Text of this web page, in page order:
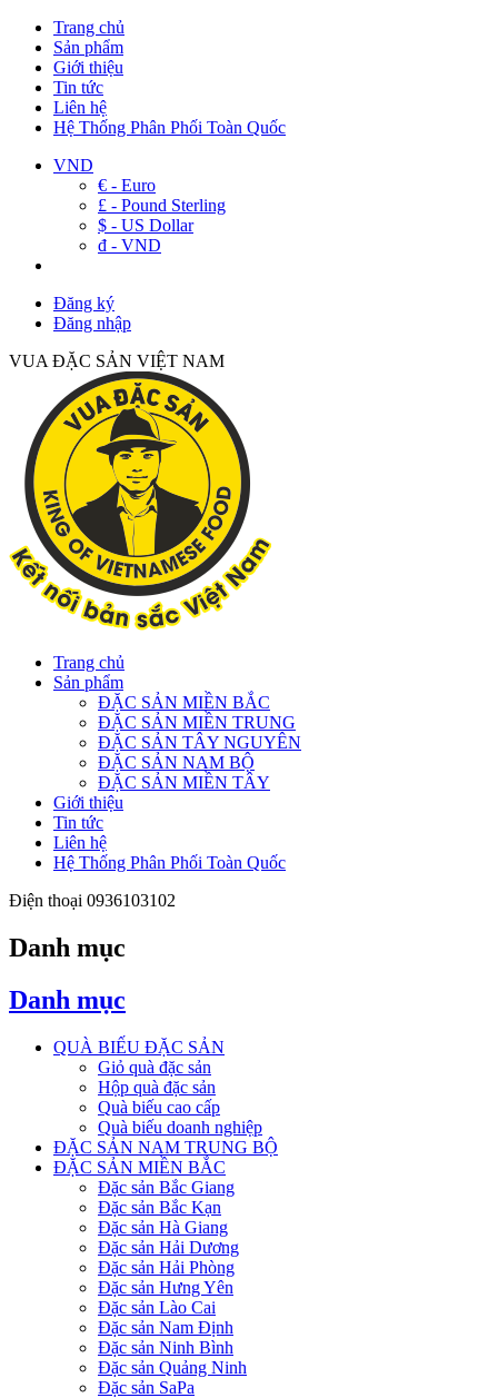
Trang chủ
Sản phẩm
Giới thiệu
Tin tức
Liên hệ
Hệ Thống Phân Phối Toàn Quốc
VND
€ - Euro
£ - Pound Sterling
$ - US Dollar
đ - VND
Đăng ký
Đăng nhập
VUA ĐẶC SẢN VIỆT NAM
Trang chủ
Sản phẩm
ĐẶC SẢN MIỀN BẮC
ĐẶC SẢN MIỀN TRUNG
ĐẶC SẢN TÂY NGUYÊN
ĐẶC SẢN NAM BỘ
ĐẶC SẢN MIỀN TÂY
Giới thiệu
Tin tức
Liên hệ
Hệ Thống Phân Phối Toàn Quốc
Điện thoại 0936103102
Danh mục
Danh mục
QUÀ BIẾU ĐẶC SẢN
Giỏ quà đặc sản
Hộp quà đặc sản
Quà biếu cao cấp
Quà biếu doanh nghiệp
ĐẶC SẢN NAM TRUNG BỘ
ĐẶC SẢN MIỀN BẮC
Đặc sản Bắc Giang
Đặc sản Bắc Kạn
Đặc sản Hà Giang
Đặc sản Hải Dương
Đặc sản Hải Phòng
Đặc sản Hưng Yên
Đặc sản Lào Cai
Đặc sản Nam Định
Đặc sản Ninh Bình
Đặc sản Quảng Ninh
Đặc sản SaPa